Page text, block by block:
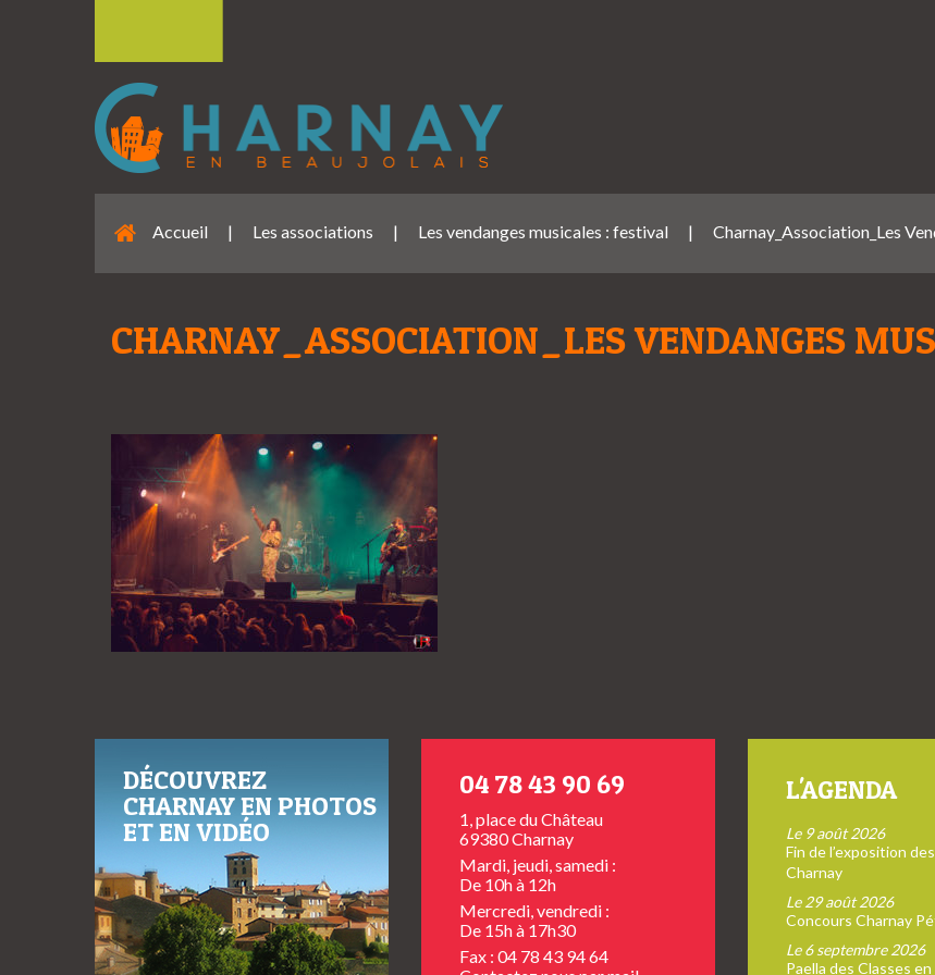
Accueil | Les associations | Les vendanges musicales : festival | Charnay_Association_Les
CHARNAY_ASSOCIATION_LES VENDANGES
DÉCOUVREZ
CHARNAY EN PHOTOS
ET EN VIDÉO
04 78 43 90 69
1, place du Château
69380 Charnay
Mardi, jeudi, samedi :
De 10h à 12h
Mercredi, vendredi :
De 15h à 17h30
Fax : 04 78 43 94 64
L'AGENDA
Le 9 août 2026
Fin de l’exposition
Charnay
Le 29 août 2026
Concours Charnay
Le 6 septembre 2026
Paella des Classes en